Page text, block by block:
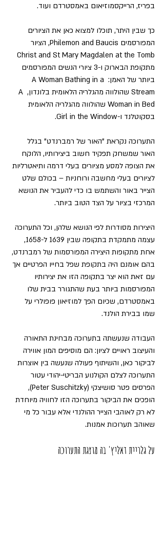
בפריז, הרייקסמוזיאום באמסטרדם ועוד.
כך שבין היתר, תוכלו למצוא כאן את הציורים
המפורסמים Philemon and Baucis, הציור
מתקופת הבארוק ו-3 ציורי הנשים המפורסמים
ביותר של האמן: A Woman Bathing in a
Stream שהולווה מהגלריה הלאומית בלונדון, A
Woman in Bed שהולווה מהגלריה הלאומית
בסקוטלנד ו-Girl in the Window.
התערוכה נקראת "האור של רמברנדט" בגלל
האור שמשחק תפקיד חשוב ביצירותיו, הלוקח
את הצופה למסע מציורים בעלי דרמה ותיאטרליות
לציורים בעלי מחשבה ורוחניות – בכולם שלט
הצייר באור והשתמש בו כדי להעביר את הנושא
המרכזי בציור על הצד הטוב ביותר.
היצירות מסודרות לפי הנושא שלהן, וכל התערוכה
עצמה מתמקדת בתקופה שבין 1639 ל-1658,
אחת מתקופות היצירה המפורסמות של רמברנדט,
בהם אומנם היה בתקופת שפל בחייו הפרטיים אך
עם זאת הוא יצר בתקופה הזו את יצירותיו
המפורסמות ביותר בעת שהתגורר בבית שלו
באמסטרדם, שכיום הפך למוזיאון פופולרי על
שמו בבירת הולנד.
העבודה שנעשתה בתערוכה מבחינת התאורה
והעיצוב ראויים לציון: הם מוסיפים המון אווירה
לביקור כאן, והשיתוף פעולה שנעשה בין אוצרות
התערוכה לצלם הקולנוע הבריטי-יהודי עטור
הפרסים פטר סושיצקי (Peter Suschitzky),
הופכים את הביקור בתערוכה הזו לחוויה מיוחדת
לא רק לאוהבי הצייר ההולנדי אלא עבור כל מי
שאוהב תערוכות אמנות.
על גלריית דאליץ' בה מוצגת התערוכה